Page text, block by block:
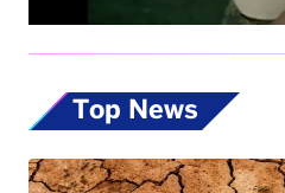
Top News